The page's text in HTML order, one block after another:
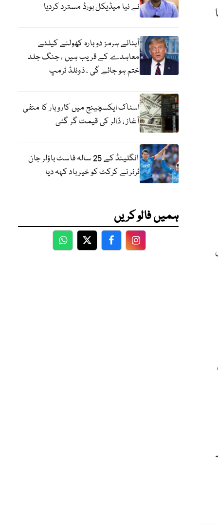
نے نیا میڈیکل بورڈ مسترد کردیا
آبنائے ہرمز دوبارہ کھولنے کیلئے
معاہدے کے قریب ہیں ، جنگ جلد
ختم ہو جائے گی ، ڈونلڈ ٹرمپ
اسٹاک ایکسچینج میں کاروبار کا منفی
آغاز ، ڈالر کی قیمت گر گئی
انگلینڈ کے 25 سالہ فاسٹ باؤلر جان
ٹرنر نے کرکٹ کو خیر باد کہہ دیا
ہمیں فالو کریں
WhatsApp
TwitterFacebookFacebook